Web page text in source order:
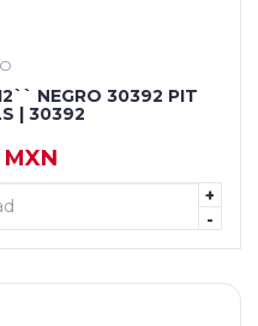
NEGRO 30392 PIT
| 30392
+
-